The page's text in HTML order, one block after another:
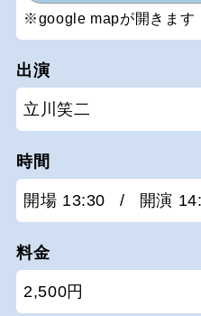
※google mapが開きます
出演
立川笑二
時間
開場 13:30 / 開演
料金
2,500円